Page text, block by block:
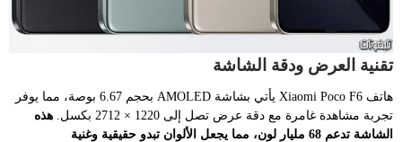
تقنية العرض ودقة الشاشة
هاتف Xiaomi Poco F6 يأتي بشاشة AMOLED بحجم 6.67 بوصة، مما يوفر
تجربة مشاهدة غامرة مع دقة عرض تصل إلى 1220 × 2712 بكسل.
هذه
الشاشة تدعم 68 مليار لون، مما يجعل الألوان تبدو حقيقية وغنية